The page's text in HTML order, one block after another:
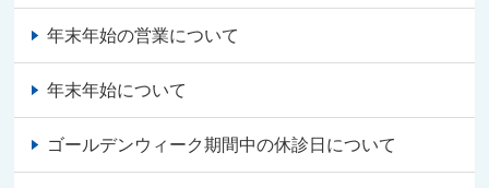
年末年始の営業について
年末年始について
ゴールデンウィーク期間中の休診日について